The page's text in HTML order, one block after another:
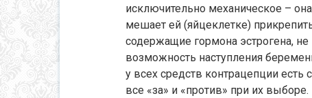
исключительно механическое –
мешает ей (яйцеклетке)
содержащие гормона эстрогена,
возможность наступления
у всех средств контрацепции есть
все «за» и «против» при их выборе.